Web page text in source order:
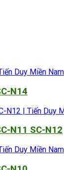
N14
N11 SC-N12